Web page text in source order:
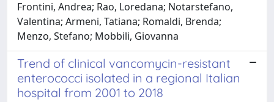
Frontini, Andrea; Rao, Loredana; Notarstefano,
Valentina; Armeni, Tatiana; Romaldi, Brenda;
Menzo, Stefano; Mobbili, Giovanna
Trend of clinical vancomycin-resistant
enterococci isolated in a regional Italian
hospital from 2001 to 2018